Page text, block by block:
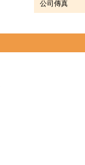
公司傳真